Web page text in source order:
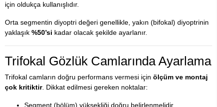
için oldukça kullanışlıdır.
Orta segmentin diyoptri değeri genellikle, yakın (bifokal) diyoptrinin
yaklaşık %50’si kadar olacak şekilde ayarlanır.
Trifokal Gözlük Camlarında Ayarlama
Trifokal camların doğru performans vermesi için ölçüm ve montaj
çok kritiktir. Dikkat edilmesi gereken noktalar:
Segment (bölüm) yüksekliği doğru belirlenmelidir